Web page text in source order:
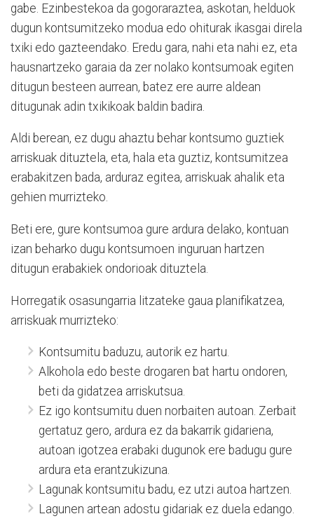
gabe. Ezinbestekoa da gogoraraztea, askotan, helduok
dugun kontsumitzeko modua edo ohiturak ikasgai direla
txiki edo gazteendako. Eredu gara, nahi eta nahi ez, eta
hausnartzeko garaia da zer nolako kontsumoak egiten
ditugun besteen aurrean, batez ere aurre aldean
ditugunak adin txikikoak baldin badira.
Aldi berean, ez dugu ahaztu behar kontsumo guztiek
arriskuak dituztela, eta, hala eta guztiz, kontsumitzea
erabakitzen bada, arduraz egitea, arriskuak ahalik eta
gehien murrizteko.
Beti ere, gure kontsumoa gure ardura delako, kontuan
izan beharko dugu kontsumoen inguruan hartzen
ditugun erabakiek ondorioak dituztela.
Horregatik osasungarria litzateke gaua planifikatzea,
arriskuak murrizteko:
Kontsumitu baduzu, autorik ez hartu.
Alkohola edo beste drogaren bat hartu ondoren,
beti da gidatzea arriskutsua.
Ez igo kontsumitu duen norbaiten autoan. Zerbait
gertatuz gero, ardura ez da bakarrik gidariena,
autoan igotzea erabaki dugunok ere badugu gure
ardura eta erantzukizuna.
Lagunak kontsumitu badu, ez utzi autoa hartzen.
Lagunen artean adostu gidariak ez duela edango.